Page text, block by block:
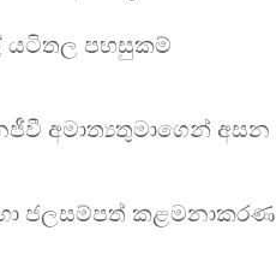
යටිතල පහසුකම්
අමාත්‍යතුමාගෙන් අසන
හා ජලසම්පත් කළමනාකරණ